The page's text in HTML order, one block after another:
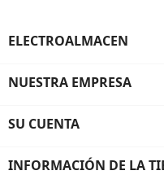
ELECTROALMACEN
NUESTRA EMPRESA
SU CUENTA
INFORMACIÓN DE LA